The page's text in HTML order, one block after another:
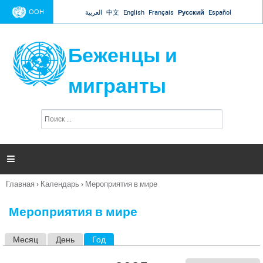
Jump to navigation
ООН العربية 中文 English Français Русский Español
Беженцы и
мигранты
п
и

Вы
Главная › Календарь › Мероприятия в мире
Мероприятия в мире
Месяц День Год